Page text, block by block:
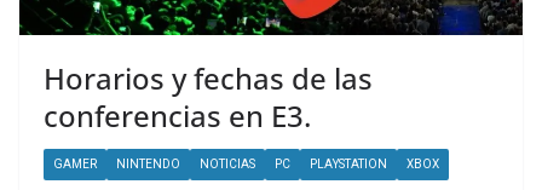
Horarios y fechas de las
conferencias en E3.
GAMER NINTENDO NOTICIAS PC PLAYSTATION XBOX